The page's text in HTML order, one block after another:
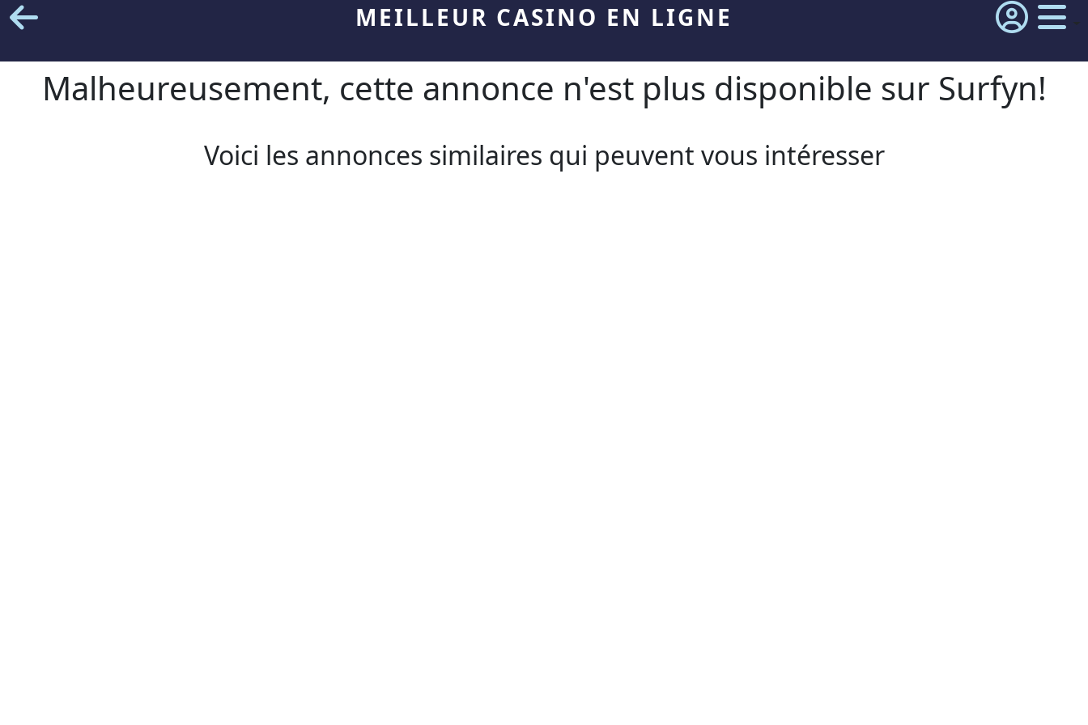
MEILLEUR CASINO EN LIGNE
Malheureusement, cette annonce n'est plus disponible sur Surfyn!
Voici les annonces similaires qui peuvent vous intéresser